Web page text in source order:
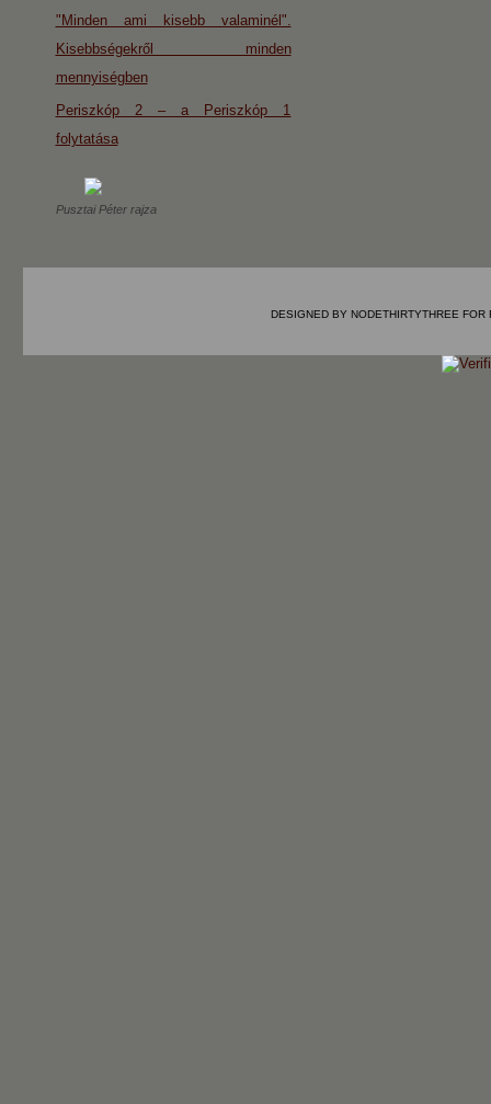
"Minden ami kisebb valaminél".
Kisebbségekről minden
mennyiségben
Periszkóp 2 – a Periszkóp 1
folytatása
Pusztai Péter rajza
DESIGNED BY NODETHIRTYTHREE FOR